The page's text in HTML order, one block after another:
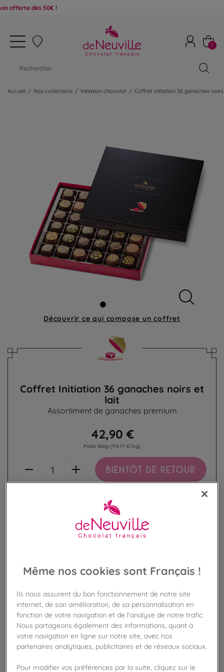
50€ !
0
Accueil / Nos collections / Initiation chocolat / Coffret Initiation 36 ganaches
Découvrir ce qui compose un coffret
Coffret Initiation 36 ganaches noirs et
lait
Assortiment de ganaches premium
42,90 €
Poids 360g (119,17 €/kg)
BIENTÔT DE RETOUR
Disponible en boutique !
Vérifier la disponibilité en magasin
Frais de port offert
Gagnez 42 points de fidélité !
avec notre programme Privilège
Liste des ingrédients et allergènes
Fabriqué en France
Même nos cookies sont Français !
Ils nous assurent du bon fonctionnement de notre site
internet, de son amélioration, de sa personnalisation en
fonction de votre navigation et de l'analyse de notre trafic.
Nous partageons également des informations, quant à
votre navigation en ligne sur notre site, avec nos
partenaires analytiques, publicitaires et de réseaux sociaux.
Pour modifier vos préférences par la suite, cliquez sur le